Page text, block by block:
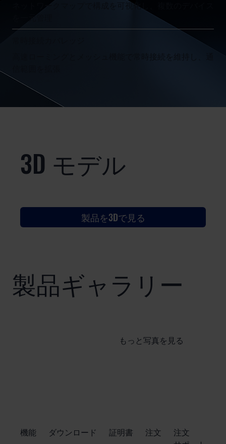
ネットワークマップで構成を可視化し、複数のデバイス
3D モデル
製品を3Dで見る
製品ギャラリー
もっと写真を見る
​機能 証明書
ダウンロード 注文
注文